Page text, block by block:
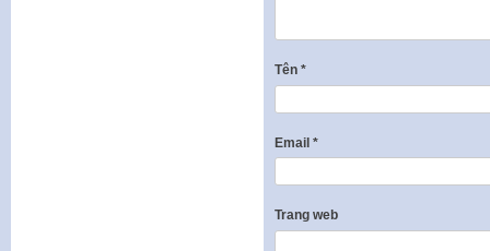
Tên *
Email *
Trang web